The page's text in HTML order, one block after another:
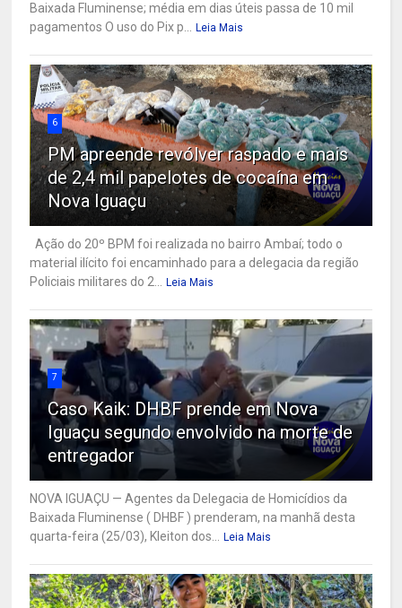
Baixada Fluminense; média em dias úteis passa de 10 mil
pagamentos O uso do Pix p...
Leia Mais
6
PM apreende revólver raspado e mais
de 2,4 mil papelotes de cocaína em
Nova Iguaçu
Ação do 20º BPM foi realizada no bairro Ambaí; todo o
material ilícito foi encaminhado para a delegacia da região
Policiais militares do 2...
Leia Mais
7
Caso Kaik: DHBF prende em Nova
Iguaçu segundo envolvido na morte de
entregador
NOVA IGUAÇU — Agentes da Delegacia de Homicídios da
Baixada Fluminense ( DHBF ) prenderam, na manhã desta
quarta-feira (25/03), Kleiton dos...
Leia Mais